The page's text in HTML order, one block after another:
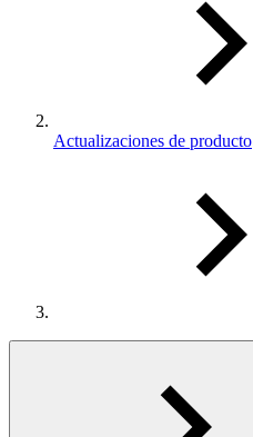
Actualizaciones de producto